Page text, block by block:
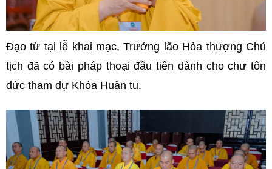
Đạo từ tại lễ khai mạc, Trưởng lão Hòa thượng Chủ
tịch đã có bài pháp thoại đầu tiên dành cho chư tôn
đức tham dự Khóa Huân tu.